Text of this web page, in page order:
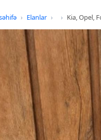
Elanlar Kia, Opel,